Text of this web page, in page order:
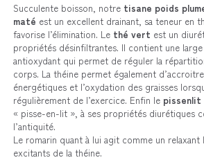
Succulente boisson, notre tisane poids
maté est un excellent drainant, sa teneur en
favorise l’élimination. Le thé vert est un
propriétés désinfiltrantes. Il contient une
antioxydant qui permet de réguler la
corps. La théine permet également
énergétiques et l’oxydation des graisses
régulièrement de l’exercice. Enfin le pissenlit
« pisse-en-lit », à ses propriétés diurétiques
l’antiquité.
Le romarin quant à lui agit comme un
excitants de la théine.